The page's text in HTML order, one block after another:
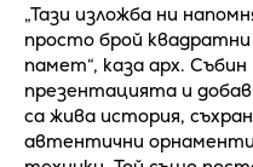
„Тази изложба ни
просто брой
памет“, каза арх.
презентацията и
са жива история,
автентични